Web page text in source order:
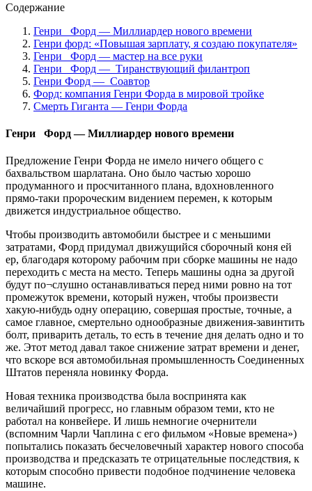
Содержание
Генри Форд — Миллиардер нового времени
Генри форд: «Повышая зарплату, я создаю покупателя»
Генри Форд — мастер на все руки
Генри Форд — Тиранствующий филантроп
Генри Форд — Соавтор
Форд: компания Генри Форда в мировой тройке
Смерть Гиганта — Генри Форда
Генри Форд — Миллиардер нового времени
Предложение Генри Форда не имело ничего общего с
бахвальством шарлатана. Оно было частью хорошо
продуманного и просчитанного плана, вдохновленного
прямо-таки пророческим видением перемен, к которым
движется индустриальное общество.
Чтобы производить автомобили быстрее и с меньшими
затратами, Форд придумал движущийся сборочный коня ей
ер, благодаря которому рабочим при сборке машины не надо
переходить с места на место. Теперь машины одна за другой
будут по¬слушно останавливаться перед ними ровно на тот
промежуток времени, который нужен, чтобы произвести
хакую-нибудь одну операцию, совершая простые, точные, а
самое главное, смертельно однообразные движения-завинтить
болт, приварить деталь, то есть в течение дня делать одно и то
же. Этот метод давал такое снижение затрат времени и денег,
что вскоре вся автомобильная промышленность Соединенных
Штатов переняла новинку Форда.
Новая техника производства была воспринята как
величайший прогресс, но главным образом теми, кто не
работал на конвейере. И лишь немногие очернители
(вспомним Чарли Чаплина с его фильмом «Новые времена»)
попытались показать бесчеловечный характер нового способа
производства и предсказать те отрицательные последствия, к
которым способно привести подобное подчинение человека
машине.